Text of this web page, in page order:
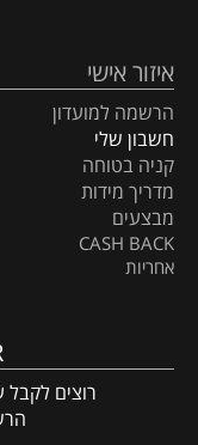
איזור אישי
הרשמה למועדון
חשבון שלי
קניה בטוחה
מדריך מידות
מבצעים
CASH BACK
אחריות
רוצים לקבל